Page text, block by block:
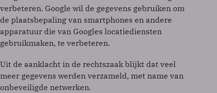
verbeteren. Google wil de gegevens gebruiken om
de plaatsbepaling van smartphones en andere
apparatuur die van Googles locatiediensten
gebruikmaken, te verbeteren.
Uit de aanklacht in de rechtszaak blijkt dat veel
meer gegevens werden verzameld, met name van
onbeveiligde netwerken.